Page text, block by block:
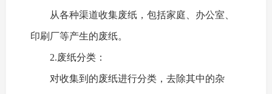
从各种渠道收集废纸，包括家庭、办公室、
印刷厂等产生的废纸。
2.废纸分类：
对收集到的废纸进行分类，去除其中的杂